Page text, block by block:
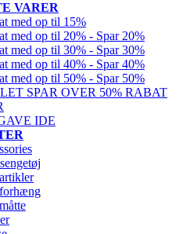
VARER
med op til 15%
med op til 20% - Spar 20%
med op til 30% - Spar 30%
med op til 40% - Spar 40%
med op til 50% - Spar 50%
SPAR OVER 50% RABAT
IDE